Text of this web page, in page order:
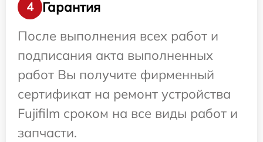
4
Гарантия
После выполнения всех работ и
подписания акта выполненных
работ Вы получите фирменный
сертификат на ремонт устройства
Fujifilm сроком на все виды работ и
запчасти.